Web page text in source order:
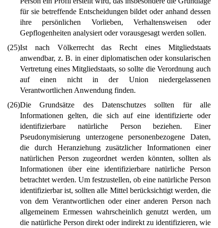
für sie betreffende Entscheidungen bildet oder anhand dessen
ihre persönlichen Vorlieben, Verhaltensweisen oder
Gepflogenheiten analysiert oder vorausgesagt werden sollen.
(25)Ist nach Völkerrecht das Recht eines Mitgliedstaats
anwendbar, z. B. in einer diplomatischen oder konsularischen
Vertretung eines Mitgliedstaats, so sollte die Verordnung auch
auf einen nicht in der Union niedergelassenen
Verantwortlichen Anwendung finden.
(26)Die Grundsätze des Datenschutzes sollten für alle
Informationen gelten, die sich auf eine identifizierte oder
identifizierbare natürliche Person beziehen. Einer
Pseudonymisierung unterzogene personenbezogene Daten,
die durch Heranziehung zusätzlicher Informationen einer
natürlichen Person zugeordnet werden könnten, sollten als
Informationen über eine identifizierbare natürliche Person
betrachtet werden. Um festzustellen, ob eine natürliche Person
identifizierbar ist, sollten alle Mittel berücksichtigt werden, die
von dem Verantwortlichen oder einer anderen Person nach
allgemeinem Ermessen wahrscheinlich genutzt werden, um
die natürliche Person direkt oder indirekt zu identifizieren, wie